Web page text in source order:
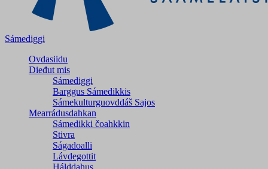
Sámediggi
Ovdasiidu
Dieđut mis
Sámediggi
Barggus Sámedikkis
Sámekulturguovddáš Sajos
Mearrádusdahkan
Sámedikki čoahkkin
Stivra
Ságadoalli
Lávdegottit
Hálddahus